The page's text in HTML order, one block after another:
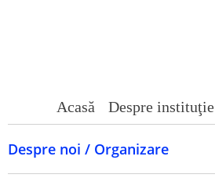
Acasă Despre instituţie
Despre noi / Organizare